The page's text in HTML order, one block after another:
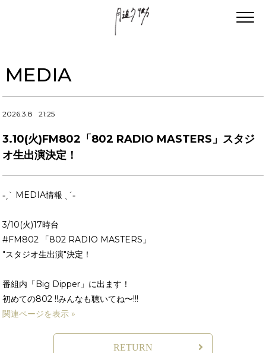
MEDIA
2026.3.8 21:25
3.10(火)FM802「802 RADIO MASTERS」スタジ
オ生出演決定！
˗ˏˋ MEDIA情報 ˎˊ˗
3/10(火)17時台
#FM802 「802 RADIO MASTERS」
"スタジオ生出演"決定！
番組内「Big Dipper」に出ます！
初めての802 !!みんなも聴いてね〜!!!
関連ページを表示 »
RETURN